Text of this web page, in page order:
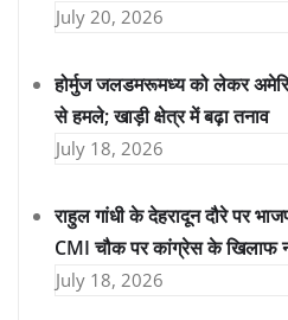
July 20, 2026
होर्मुज जलडमरूमध्य को लेकर
से हमले; खाड़ी क्षेत्र में बढ़ा तनाव
July 18, 2026
राहुल गांधी के देहरादून दौरे पर
CMI चौक पर कांग्रेस के खिलाफ
July 18, 2026